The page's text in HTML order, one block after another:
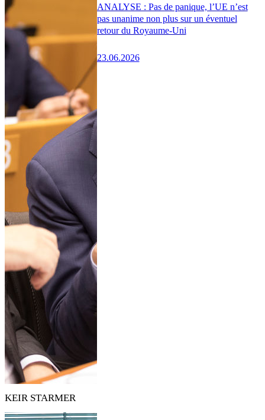
ANALYSE : Pas de panique, l’UE n’est
pas unanime non plus sur un éventuel
retour du Royaume-Uni
23.06.2026
KEIR STARMER